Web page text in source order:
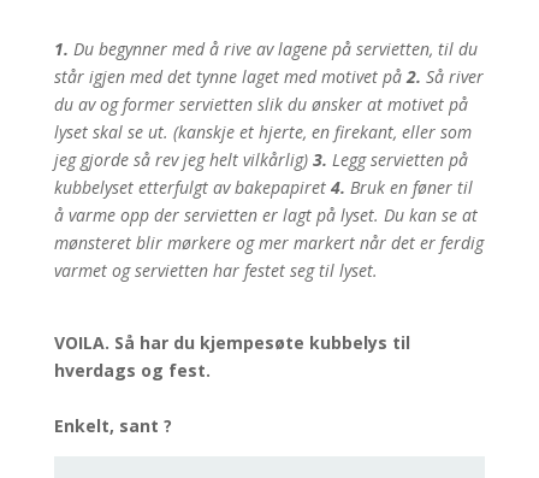
1. Du begynner med å rive av lagene på servietten, til du
står igjen med det tynne laget med motivet på2. Så river
du av og former servietten slik du ønsker at motivet på
lyset skal se ut. (kanskje et hjerte, en firekant, eller som
jeg gjorde så rev jeg helt vilkårlig) 3. Legg servietten på
kubbelyset etterfulgt av bakepapiret4. Bruk en føner til
å varme opp der servietten er lagt på lyset. Du kan se at
mønsteret blir mørkere og mer markert når det er ferdig
varmet og servietten har festet seg til lyset.
VOILA. Så har du kjempesøte kubbelys til
hverdags og fest.
Enkelt, sant ?